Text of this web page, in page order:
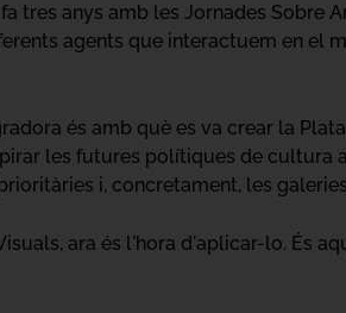
tres anys amb les Jornades Sobre
agents que interactuem en el
és amb què es va crear la
les futures polítiques de cultura
i, concretament, les
ara és l'hora d'aplicar-lo. És